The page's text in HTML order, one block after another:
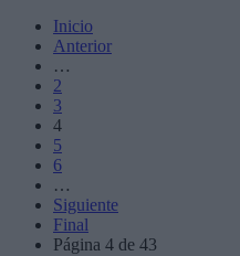
Inicio
Anterior
…
2
3
4
5
6
…
Siguiente
Final
Página 4 de 43